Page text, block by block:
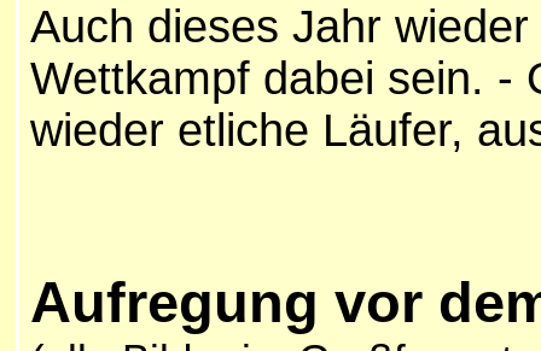
Auch dieses Jahr
Wettkampf dabei sein. -
wieder etliche Läufer,
Aufregung vor